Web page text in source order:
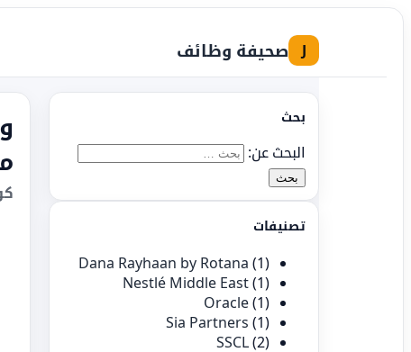
J صحيفة وظائف
بحث
البحث عن:
تصنيفات
Dana Rayhaan by Rotana (1)
Nestlé Middle East(1)
Oracle(1)
Sia Partners (1)
SSCL(2)